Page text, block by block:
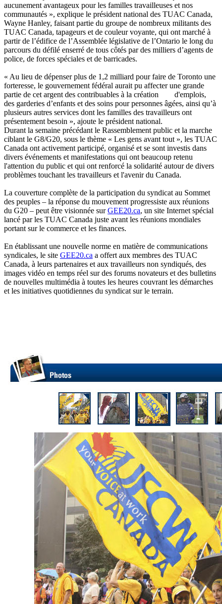
aucunement avantageux pour les familles travailleuses et nos
communautés », explique le président national des TUAC Canada,
Wayne Hanley, faisant partie du groupe de nombreux militants des
TUAC Canada, tapageurs et de couleur voyante, qui ont marché à
partir de l’édifice de l’Assemblée législative de l’Ontario le long du
parcours du défilé enserré de tous côtés par des milliers d’agents de
police, de forces spéciales et de barricades.
« Au lieu de dépenser plus de 1,2 milliard pour faire de Toronto une
forteresse, le gouvernement fédéral aurait pu affecter une grande
partie de cet argent des contribuables à la création d'emplois,
des garderies d’enfants et des soins pour personnes âgées, ainsi qu’à
plusieurs autres services dont les familles des travailleurs ont
présentement besoin », ajoute le président national.
Durant la semaine précédant le Rassemblement public et la marche
ciblant le G8/G20, sous le thème « Les gens avant tout », les TUAC
Canada ont activement participé, organisé et se sont investis dans
divers événements et manifestations qui ont beaucoup retenu
l'attention du public et qui ont renforcé la solidarité autour de divers
problèmes touchant les travailleurs et l'avenir du Canada.
La couverture complète de la participation du syndicat au Sommet
des peuples – la réponse du mouvement progressiste aux réunions
du G20 – peut être visionnée surGEE20.ca, un site Internet spécial
lancé par les TUAC Canada juste avant les réunions mondiales
portant sur le commerce et les finances.
En établissant une nouvelle norme en matière de communications
syndicales, le site GEE20.ca a offert aux membres des TUAC
Canada, à leurs partenaires et aux travailleurs non syndiqués, des
images vidéo en temps réel sur des forums novateurs et des bulletins
de nouvelles multimédia à toutes les heures couvrant les démarches
et les initiatives quotidiennes du syndicat sur le terrain.